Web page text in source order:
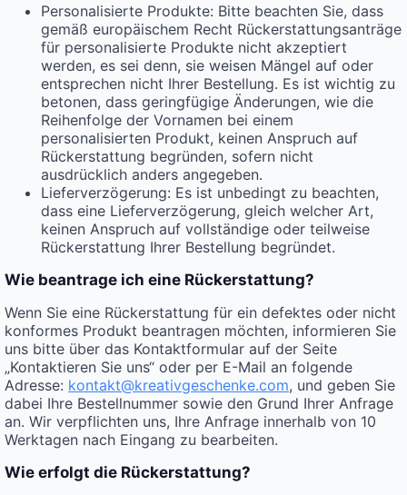
Personalisierte Produkte: Bitte beachten Sie, dass
gemäß europäischem Recht Rückerstattungsanträge
für personalisierte Produkte nicht akzeptiert
werden, es sei denn, sie weisen Mängel auf oder
entsprechen nicht Ihrer Bestellung. Es ist wichtig zu
betonen, dass geringfügige Änderungen, wie die
Reihenfolge der Vornamen bei einem
personalisierten Produkt, keinen Anspruch auf
Rückerstattung begründen, sofern nicht
ausdrücklich anders angegeben.
Lieferverzögerung: Es ist unbedingt zu beachten,
dass eine Lieferverzögerung, gleich welcher Art,
keinen Anspruch auf vollständige oder teilweise
Rückerstattung Ihrer Bestellung begründet.
Wie beantrage ich eine Rückerstattung?
Wenn Sie eine Rückerstattung für ein defektes oder nicht
konformes Produkt beantragen möchten, informieren Sie
uns bitte über das Kontaktformular auf der Seite
„Kontaktieren Sie uns“ oder per E-Mail an folgende
Adresse: kontakt@kreativgeschenke.com, und geben Sie
dabei Ihre Bestellnummer sowie den Grund Ihrer Anfrage
an. Wir verpflichten uns, Ihre Anfrage innerhalb von 10
Werktagen nach Eingang zu bearbeiten.
Wie erfolgt die Rückerstattung?